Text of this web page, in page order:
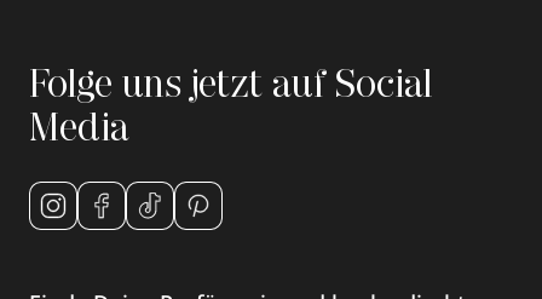
Folge uns jetzt auf Social
Media